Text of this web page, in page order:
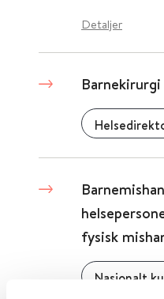
Detaljer
fysisk